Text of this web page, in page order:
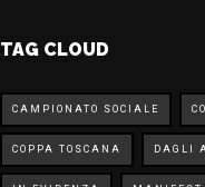
TAG CLOUD
CAMPIONATO SOCIALE
COPPA TOSCANA DAGLI